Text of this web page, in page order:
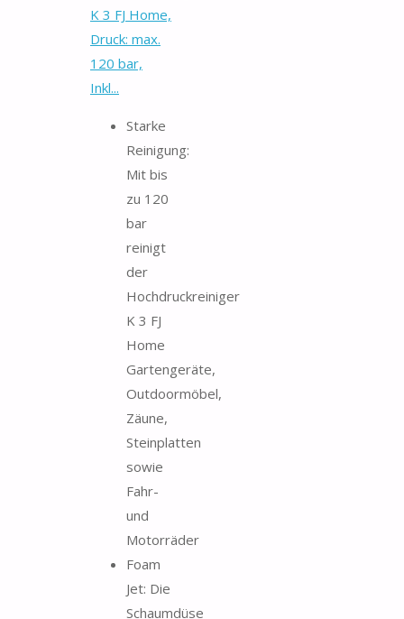
K 3 FJ Home,
Druck: max.
120 bar,
Inkl...
Starke
Reinigung:
Mit bis
zu 120
bar
reinigt
der
Hochdruckreiniger
K 3 FJ
Home
Gartengeräte,
Outdoormöbel,
Zäune,
Steinplatten
sowie
Fahr-
und
Motorräder
Foam
Jet: Die
Schaumdüse